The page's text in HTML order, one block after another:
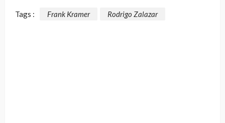
Tags : Frank Kramer Rodrigo Zalazar